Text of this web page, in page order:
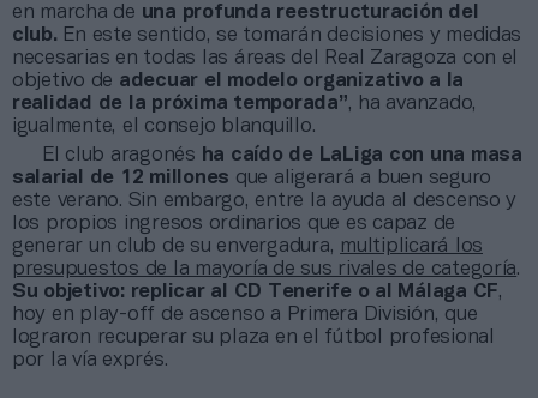
en marcha de una profunda reestructuración del
club. En este sentido, se tomarán decisiones y medidas
necesarias en todas las áreas del Real Zaragoza con el
objetivo de adecuar el modelo organizativo a la
realidad de la próxima temporada”, ha avanzado,
igualmente, el consejo blanquillo.
El club aragonés ha caído de LaLiga con una masa
salarial de 12 millones que aligerará a buen seguro
este verano. Sin embargo, entre la ayuda al descenso y
los propios ingresos ordinarios que es capaz de
generar un club de su envergadura, multiplicará los
presupuestos de la mayoría de sus rivales de categoría.
Su objetivo: replicar al CD Tenerife o al Málaga CF,
hoy en play-off de ascenso a Primera División, que
lograron recuperar su plaza en el fútbol profesional
por la vía exprés.